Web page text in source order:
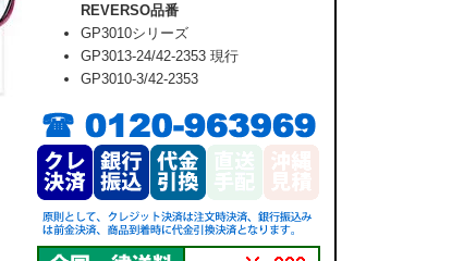
REVERSO品番
GP3010シリーズ
GP3013-24/42-2353 現行
GP3010-3/42-2353